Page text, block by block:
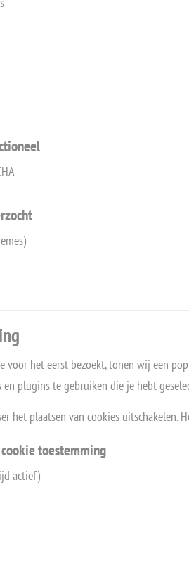
voor het eerst bezoekt, tonen wij een
en plugins te gebruiken die je hebt
het plaatsen van cookies
toestemming
actief)